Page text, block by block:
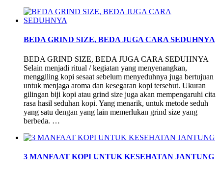
BEDA GRIND SIZE, BEDA JUGA CARA SEDUHNYA
BEDA GRIND SIZE, BEDA JUGA CARA SEDUHNYA
Selain menjadi ritual / kegiatan yang menyenangkan,
menggiling kopi sesaat sebelum menyeduhnya juga bertujuan
untuk menjaga aroma dan kesegaran kopi tersebut. Ukuran
gilingan biji kopi atau grind size juga akan mempengaruhi cita
rasa hasil seduhan kopi. Yang menarik, untuk metode seduh
yang satu dengan yang lain memerlukan grind size yang
berbeda. …
3 MANFAAT KOPI UNTUK KESEHATAN JANTUNG